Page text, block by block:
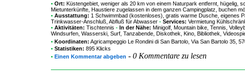
• Ort: Küstengebiet, weniger als 20 km von einem Naturpark entfernt, hügelig,
Mietunterkünfte, Haustiere zugelassen in dem ganzen Campingplatz, buchen
• Ausstattung: 1 Schwimmbad (kostenloses), gratis warme Dusche, eigenes
Trinkwasser-Anschluß, Abfluß für Abwasser - Services: Vermietung
• Aktivitäten: Tischtennis - In der Nähe: Minigolf, Mountain bike, Tennis,
Windsurfen, Wasserski, Surf, Tanzabende, Diskothek, Kino, Bibliothek,
• Koordinaten: Agricampeggio Le Rondini di San Bartolo , Via San Bartolo 35,
• Statistiken: 895 Klicks
• Einen Kommentar abgeben - 0 Kommentare zu lesen